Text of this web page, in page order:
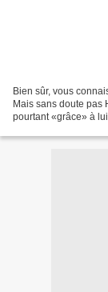
Bien sûr, vous
Mais sans doute pas
pourtant «grâce» à lui